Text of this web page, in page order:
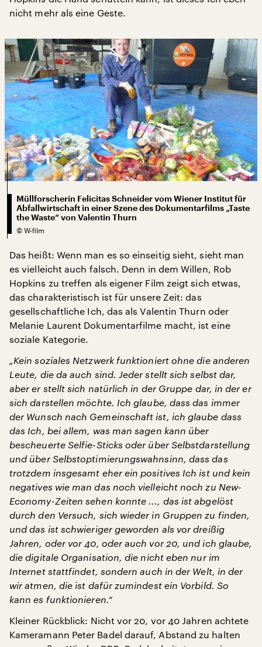
nicht mehr als eine Geste.
Müllforscherin Felicitas Schneider vom Wiener Institut für
Abfallwirtschaft in einer Szene des Dokumentarfilms „Taste
the Waste“ von Valentin Thurn
© W-film
Das heißt: Wenn man es so einseitig sieht, sieht man
es vielleicht auch falsch. Denn in dem Willen, Rob
Hopkins zu treffen als eigener Film zeigt sich etwas,
das charakteristisch ist für unsere Zeit: das
gesellschaftliche Ich, das als Valentin Thurn oder
Melanie Laurent Dokumentarfilme macht, ist eine
soziale Kategorie.
„Kein soziales Netzwerk funktioniert ohne die anderen
Leute, die da auch sind. Jeder stellt sich selbst dar,
aber er stellt sich natürlich in der Gruppe dar, in der er
sich darstellen möchte. Ich glaube, dass das immer
der Wunsch nach Gemeinschaft ist, ich glaube dass
das Ich, bei allem, was man sagen kann über
bescheuerte Selfie-Sticks oder über Selbstdarstellung
und über Selbstoptimierungswahnsinn, dass das
trotzdem insgesamt eher ein positives Ich ist und kein
negatives wie man das noch vielleicht noch zu New-
Economy-Zeiten sehen konnte ..., das ist abgelöst
durch den Versuch, sich wieder in Gruppen zu finden,
und das ist schwieriger geworden als vor dreißig
Jahren, oder vor 40, oder auch vor 20, und ich glaube,
die digitale Organisation, die nicht eben nur im
Internet stattfindet, sondern auch in der Welt, in der
wir atmen, die ist dafür zumindest ein Vorbild. So
kann es funktionieren.“
Kleiner Rückblick: Nicht vor 20, vor 40 Jahren achtete
Kameramann Peter Badel darauf, Abstand zu halten